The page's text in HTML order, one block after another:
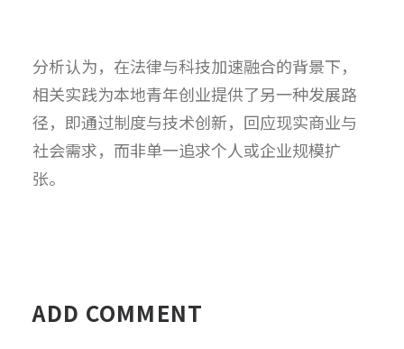
分析认为，在法律与科技加速融合的背景下，
相关实践为本地青年创业提供了另一种发展路
径，即通过制度与技术创新，回应现实商业与
社会需求，而非单一追求个人或企业规模扩
张。
ADD COMMENT